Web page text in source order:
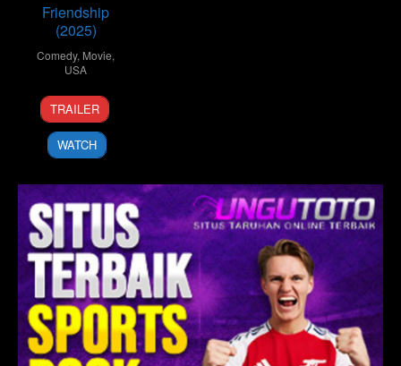
Friendship
(2025)
Comedy, Movie,
USA
9
May
2025
Andrew
DeYoung
TRAILER
WATCH